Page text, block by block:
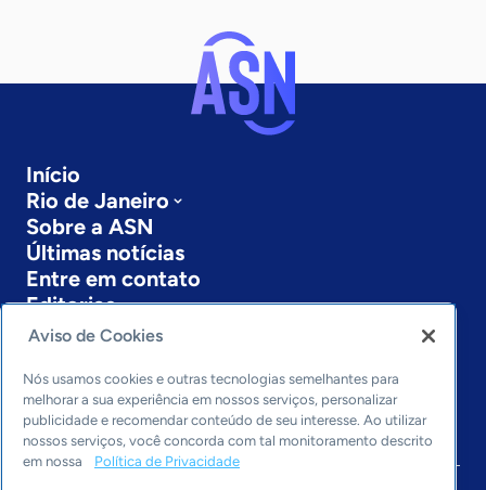
Início
Rio de Janeiro
Sobre a ASN
Últimas notícias
Entre em contato
Editorias
Economia & Política
Inovação & Tecnologia
Cultura empreendedora
Dados
Arquivo
Aviso de Cookies
Nós usamos cookies e outras tecnologias semelhantes para
melhorar a sua experiência em nossos serviços, personalizar
publicidade e recomendar conteúdo de seu interesse. Ao utilizar
nossos serviços, você concorda com tal monitoramento descrito
em nossa
Política de Privacidade